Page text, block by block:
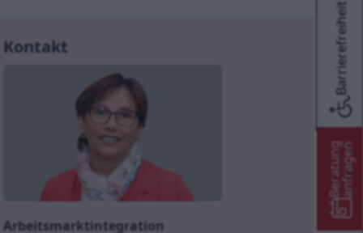
Barrierefreiheit
Beratunganfragen
Kontakt
Arbeitsmarktintegration